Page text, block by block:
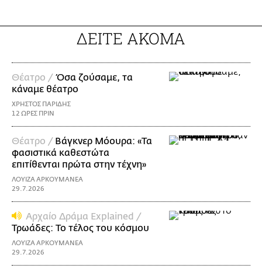
ΔΕΙΤΕ ΑΚΟΜΑ
Θέατρο /Όσα ζούσαμε, τα
κάναμε θέατρο
ΧΡΗΣΤΟΣ ΠΑΡΙΔΗΣ
12 ΩΡΕΣ ΠΡΙΝ
Θέατρο / Βάγκνερ Μόουρα: «Τα
φασιστικά καθεστώτα
επιτίθενται πρώτα στην τέχνη»
ΛΟΥΙΖΑ ΑΡΚΟΥΜΑΝΕΑ
29.7.2026
Αρχαίο Δράμα Explained /
Τρωάδες: Το τέλος του κόσμου
ΛΟΥΙΖΑ ΑΡΚΟΥΜΑΝΕΑ
29.7.2026